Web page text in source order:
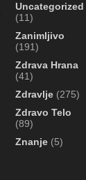
Uncategorized
(11)
Zanimljivo
(191)
Zdrava Hrana
(41)
Zdravlje (275)
Zdravo Telo
(89)
Znanje (5)